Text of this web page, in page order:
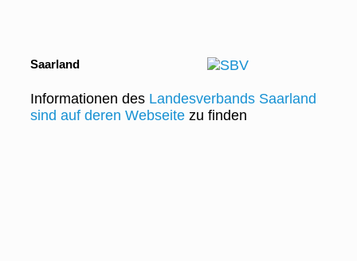
Saarland
Informationen des Landesverbands Saarland
sind auf deren Webseite zu finden